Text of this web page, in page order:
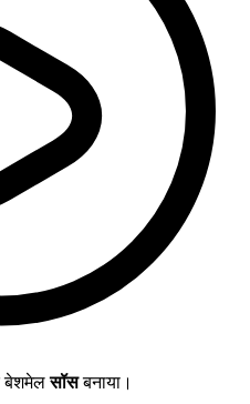
बेशमेलसॉसबनाया।